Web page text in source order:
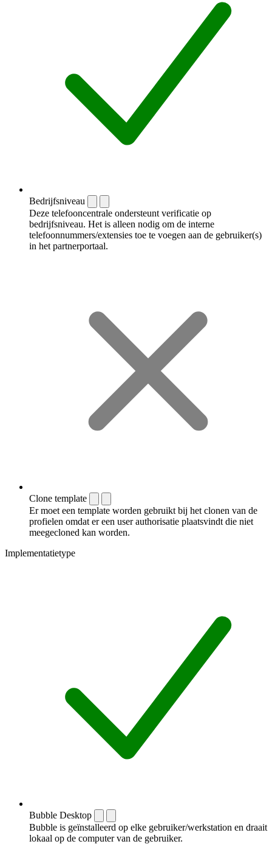
Bedrijfsniveau
Deze telefooncentrale ondersteunt verificatie op
bedrijfsniveau. Het is alleen nodig om de interne
telefoonnummers/extensies toe te voegen aan de gebruiker(s)
in het partnerportaal.
Clone template
Er moet een template worden gebruikt bij het clonen van de
profielen omdat er een user authorisatie plaatsvindt die niet
meegecloned kan worden.
Implementatietype
Bubble Desktop
Bubble is geïnstalleerd op elke gebruiker/werkstation en draait
lokaal op de computer van de gebruiker.